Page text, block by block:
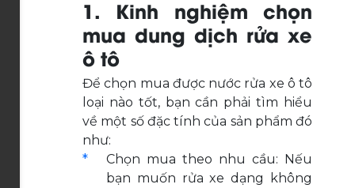
1. Kinh nghiệm chọn
mua dung dịch rửa xe
ô tô
Để chọn mua được nước rửa xe ô tô
loại nào tốt, bạn cần phải tìm hiểu
về một số đặc tính của sản phẩm đó
như:
Chọn mua theo nhu cầu: Nếu
bạn muốn rửa xe dạng không